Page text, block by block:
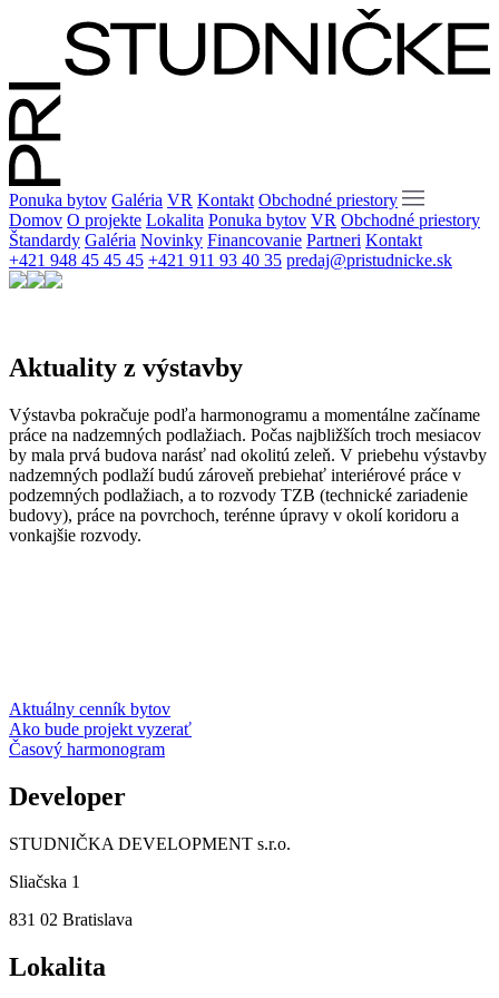
Ponuka bytov Galéria VR Kontakt Obchodné priestory
Domov O projekte Lokalita Ponuka bytov VR Obchodné priestory
Štandardy Galéria Novinky Financovanie Partneri Kontakt
+421 948 45 45 45 +421 911 93 40 35 predaj@pristudnicke.sk
Aktuality z výstavby
Výstavba pokračuje podľa harmonogramu a momentálne začíname
práce na nadzemných podlažiach. Počas najbližších troch mesiacov
by mala prvá budova narásť nad okolitú zeleň. V priebehu výstavby
nadzemných podlaží budú zároveň prebiehať interiérové práce v
podzemných podlažiach, a to rozvody TZB (technické zariadenie
budovy), práce na povrchoch, terénne úpravy v okolí koridoru a
vonkajšie rozvody.
Aktuálny cenník bytov
Ako bude projekt vyzerať
Časový harmonogram
Developer
STUDNIČKA DEVELOPMENT s.r.o.
Sliačska 1
831 02 Bratislava
Lokalita